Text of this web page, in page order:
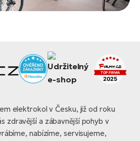
elektrokol v Česku, již od roku
zdravější a zábavnější pohyb v
nabízíme, servisujeme,